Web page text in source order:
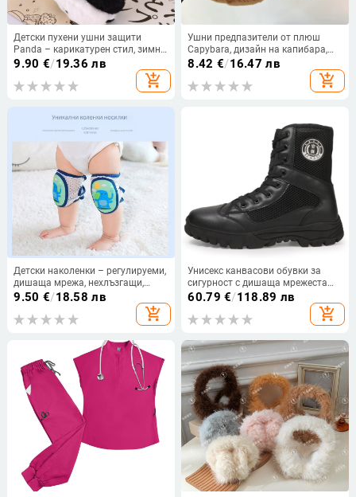
Детски пухени ушни защити
Panda – карикатурен стил, зимно
топло
9.90 €/19.36 лв
add_shopping_cart
Ушни предпазители от плюш
Capybara, дизайн на капибара,
сладък карикатурен стил, унисекс
за възрастни, зимна топлина
8.42 €/16.47 лв
add_shopping_cart
Детски наколенки – регулируеми,
дишаща мрежа, нехлъзгащи,
защита за лактите, найлонов
9.50 €/18.58 лв
add_shopping_cart
Унисекс канвасови обувки за
сигурност с дишаща мрежеста
горна част, закръглен нос, среден
60.79 €/118.89 лв
add_shopping_cart